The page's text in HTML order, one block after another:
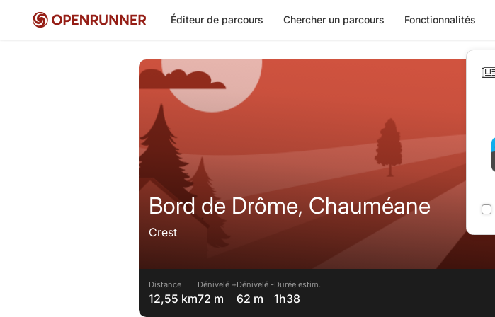
Éditeur de parcours Chercher un parcours Fonctionnalités
Bord de Drôme, Chauméane
Crest
Distance
12,55 km
Dénivelé +
72 m
Dénivelé -
62 m
Durée estim.
1h38